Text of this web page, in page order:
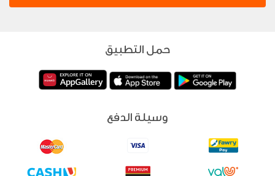
حمل التطبيق
وسيلة الدفع